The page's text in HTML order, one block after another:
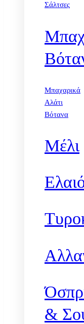
Σάλτσες
Μπαχαρικά
Αλάτι
Βότανα
Μέλι
&